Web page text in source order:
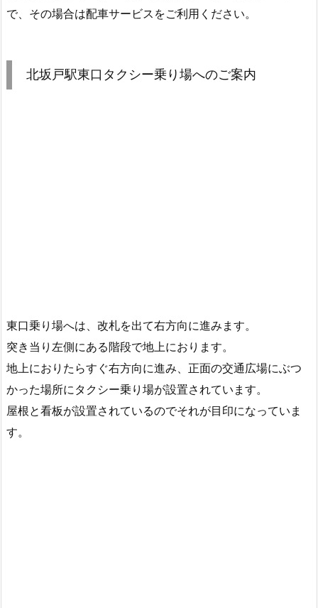
で、その場合は配車サービスをご利用ください。
北坂戸駅東口タクシー乗り場へのご案内
東口乗り場へは、改札を出て右方向に進みます。
突き当り左側にある階段で地上におります。
地上におりたらすぐ右方向に進み、正面の交通広場にぶつ
かった場所にタクシー乗り場が設置されています。
屋根と看板が設置されているのでそれが目印になっていま
す。